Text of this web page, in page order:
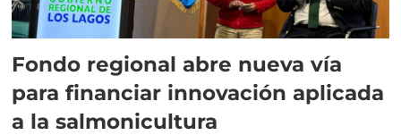
Fondo regional abre nueva vía
para financiar innovación aplicada
a la salmonicultura